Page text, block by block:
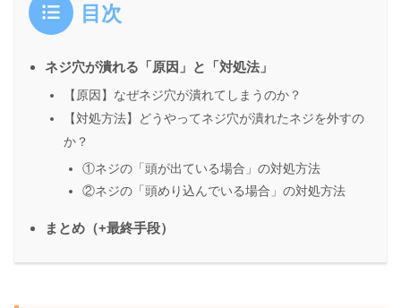
目次
ネジ穴が潰れる「原因」と「対処法」
【原因】なぜネジ穴が潰れてしまうのか？
【対処方法】どうやってネジ穴が潰れたネジを外すの
か？
①ネジの「頭が出ている場合」の対処方法
②ネジの「頭めり込んでいる場合」の対処方法
まとめ（+最終手段）